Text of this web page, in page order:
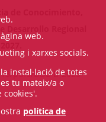
pdfs/BOE-B-2025-
web.
i xarxes socials.
instal·lació de totes
tu mateix/a o
cookies'.
política de